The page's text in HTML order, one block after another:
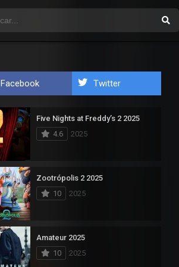
Facebook Twitter
Five Nights at Freddy’s 2 2025
4.6
2025
Zootrópolis 2 2025
10
2025
Amateur 2025
10
2025